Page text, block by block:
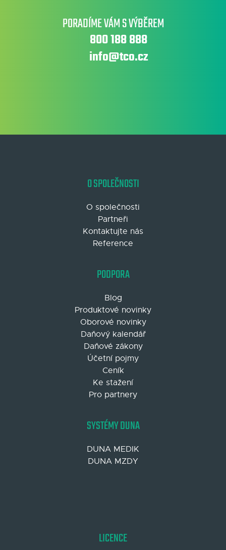
PORADÍME VÁM S VÝBĚREM
800 188 888
info@tco.cz
O SPOLEČNOSTI
O společnosti
Partneři
Kontaktujte nás
Reference
PODPORA
Blog
Produktové novinky
Oborové novinky
Daňový kalendář
Daňové zákony
Účetní pojmy
Ceník
Ke stažení
Pro partnery
SYSTÉMY DUNA
DUNA MEDIK
DUNA MZDY
LICENCE